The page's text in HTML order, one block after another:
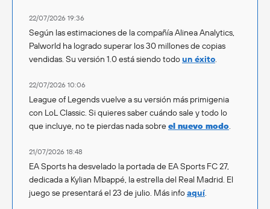
22/07/2026 19:36
Según las estimaciones de la compañía Alinea Analytics,
Palworld ha logrado superar los 30 millones de copias
vendidas. Su versión 1.0 está siendo todoun éxito.
22/07/2026 10:06
League of Legends vuelve a su versión más primigenia
con LoL Classic. Si quieres saber cuándo sale y todo lo
que incluye, no te pierdas nada sobreel nuevo modo.
21/07/2026 18:48
EA Sports ha desvelado la portada de EA Sports FC 27,
dedicada a Kylian Mbappé, la estrella del Real Madrid. El
juego se presentará el 23 de julio. Más infoaquí.